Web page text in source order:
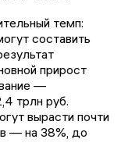
темп:
составить
прирост
—
трлн руб.
вырасти почти
— на 38%, до